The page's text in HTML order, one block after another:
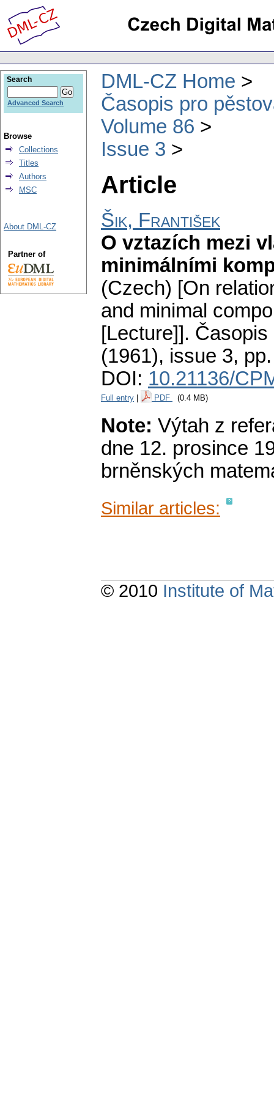
DML-CZ Home
Časopis pro
Volume 86
Issue 3
Article
Šik, František
O vztazích mezi
minimálními
(Czech) [On
and minimal
[Lecture]]. Časopis
(1961), issue 3,
DOI: 10.21136/
Full entry PDF (0.4 MB)
Note: Výtah z
dne 12. prosince
brněnských
Similar articles:
Search
Advanced Search
Browse
Collections
Titles
Authors
MSC
About DML-CZ
Partner of
© 2010 Institute of